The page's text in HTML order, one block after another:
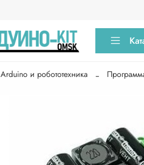
Arduino и робототехника